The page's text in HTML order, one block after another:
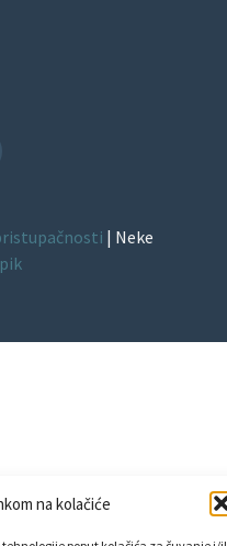
na kolačiće
| Neke